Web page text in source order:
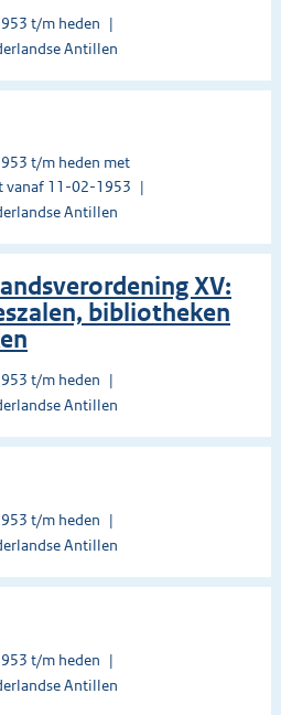
t/m heden
Antillen
t/m heden met
vanaf 11-02-1953
Antillen
XV:
bibliotheken
t/m heden
Antillen
t/m heden
Antillen
t/m heden
Antillen